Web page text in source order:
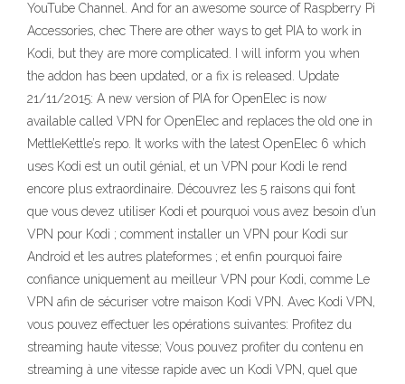
YouTube Channel. And for an awesome source of Raspberry Pi
Accessories, chec There are other ways to get PIA to work in
Kodi, but they are more complicated. I will inform you when
the addon has been updated, or a fix is released. Update
21/11/2015: A new version of PIA for OpenElec is now
available called VPN for OpenElec and replaces the old one in
MettleKettle’s repo. It works with the latest OpenElec 6 which
uses Kodi est un outil génial, et un VPN pour Kodi le rend
encore plus extraordinaire. Découvrez les 5 raisons qui font
que vous devez utiliser Kodi et pourquoi vous avez besoin d’un
VPN pour Kodi ; comment installer un VPN pour Kodi sur
Android et les autres plateformes ; et enfin pourquoi faire
confiance uniquement au meilleur VPN pour Kodi, comme Le
VPN afin de sécuriser votre maison Kodi VPN. Avec Kodi VPN,
vous pouvez effectuer les opérations suivantes: Profitez du
streaming haute vitesse; Vous pouvez profiter du contenu en
streaming à une vitesse rapide avec un Kodi VPN, quel que